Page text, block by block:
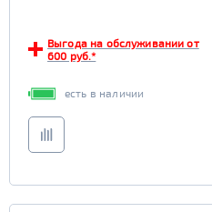
Выгода на обслуживании от
600 руб.*
есть в наличии